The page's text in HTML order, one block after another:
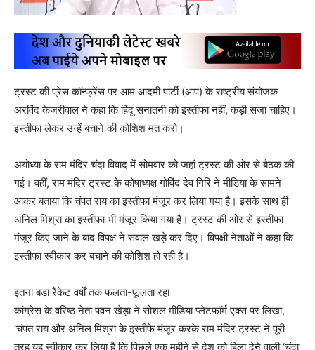
ट्रस्ट की प्रेस कॉन्फ्रेंस पर आम आदमी पार्टी (आप) के राष्ट्रीय संयोजक
अरविंद केजरीवाल ने कहा कि हिंदू सनातनी को इस्तीफा नहीं, कड़ी सजा चाहिए।
इस्तीफा लेकर उन्हें बचाने की कोशिश मत करो।
अयोध्या के राम मंदिर चंदा विवाद में सोमवार को जहां ट्रस्ट की ओर से बैठक की
गई। वहीं, राम मंदिर ट्रस्ट के कोषाध्यक्ष गोविंद देव गिरि ने मीडिया के सामने
आकर बताया कि चंपत राय का इस्तीफा मंजूर कर लिया गया है। इसके साथ ही
अनिल मिश्रा का इस्तीफा भी मंजूर किया गया है। ट्रस्ट की ओर से इस्तीफा
मंजूर किए जाने के बाद विपक्ष ने सवाल खड़े कर दिए। विपक्षी नेताओं ने कहा कि
इस्तीफा स्वीकार कर बचाने की कोशिश हो रही है।
इतना बड़ा रैकेट वर्षों तक फलता-फूलता रहा
कांग्रेस के वरिष्ठ नेता पवन खेड़ा ने सोशल मीडिया प्लेटफॉर्म एक्स पर लिखा,
‘चंपत राय और अनिल मिश्रा के इस्तीफे मंजूर करके राम मंदिर ट्रस्ट ने पूरी
तरह यह स्वीकार कर लिया है कि पिछले एक महीने से देश को हिला देने वाली ‘चंदा